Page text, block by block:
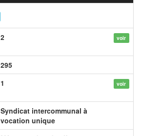
2 voir
295
1 voir
Syndicat intercommunal à
vocation unique